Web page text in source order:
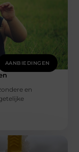
AANBIEDINGEN
en